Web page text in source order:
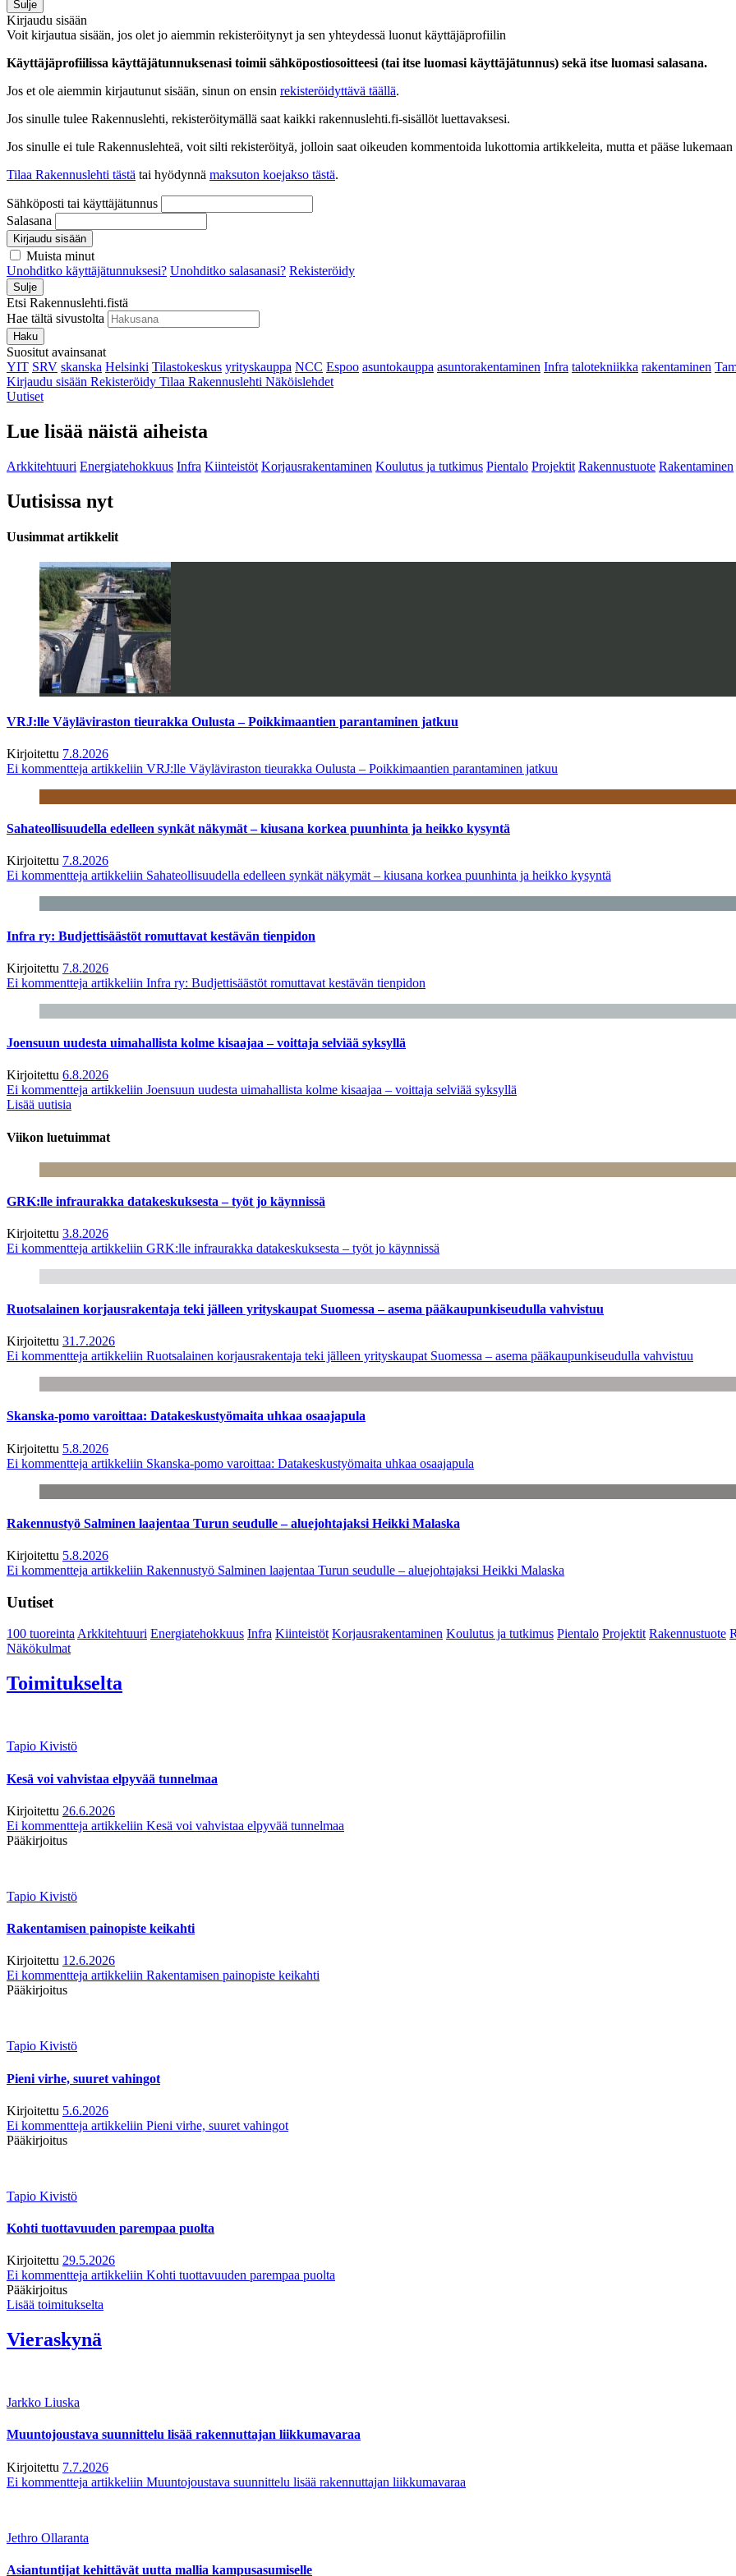
Sulje
Kirjaudu sisään
Voit kirjautua sisään, jos olet jo aiemmin rekisteröitynyt ja sen yhteydessä luonut käyttäjäprofiilin
Käyttäjäprofiilissa käyttäjätunnuksenasi toimii sähköpostiosoitteesi (tai itse luomasi käyttäjätunnus) sekä itse luomasi salasana.
Jos et ole aiemmin kirjautunut sisään, sinun on ensin rekisteröidyttävä täällä.
Jos sinulle tulee Rakennuslehti, rekisteröitymällä saat kaikki rakennuslehti.fi-sisällöt luettavaksesi.
Jos sinulle ei tule Rakennuslehteä, voit silti rekisteröityä, jolloin saat oikeuden kommentoida lukottomia artikkeleita, mutta et pääse
Tilaa Rakennuslehti tästä tai hyödynnä maksuton koejakso tästä.
Sähköposti tai käyttäjätunnus
Salasana
Kirjaudu sisään
Muista minut
Unohditko käyttäjätunnuksesi? Unohditko salasanasi? Rekisteröidy
Sulje
Etsi Rakennuslehti.fistä
Hae tältä sivustolta
Haku
Suositut avainsanat
YIT SRV skanska Helsinki Tilastokeskus yrityskauppa NCC Espoo asuntokauppa asuntorakentaminen Infra talotekniikka rakentaminen
Kirjaudu sisään Rekisteröidy Tilaa Rakennuslehti Näköislehdet
Uutiset
Lue lisää näistä aiheista
Arkkitehtuuri Energiatehokkuus Infra Kiinteistöt Korjausrakentaminen Koulutus ja tutkimus Pientalo Projektit Rakennustuote Rakentaminen
Uutisissa nyt
Uusimmat artikkelit
VRJ:lle Väyläviraston tieurakka Oulusta – Poikkimaantien parantaminen jatkuu
Kirjoitettu 7.8.2026
Ei kommentteja artikkeliin VRJ:lle Väyläviraston tieurakka Oulusta – Poikkimaantien parantaminen jatkuu
Sahateollisuudella edelleen synkät näkymät – kiusana korkea puunhinta ja heikko kysyntä
Kirjoitettu 7.8.2026
Ei kommentteja artikkeliin Sahateollisuudella edelleen synkät näkymät – kiusana korkea puunhinta ja heikko kysyntä
Infra ry: Budjettisäästöt romuttavat kestävän tienpidon
Kirjoitettu 7.8.2026
Ei kommentteja artikkeliin Infra ry: Budjettisäästöt romuttavat kestävän tienpidon
Joensuun uudesta uimahallista kolme kisaajaa – voittaja selviää syksyllä
Kirjoitettu 6.8.2026
Ei kommentteja artikkeliin Joensuun uudesta uimahallista kolme kisaajaa – voittaja selviää syksyllä
Lisää uutisia
Viikon luetuimmat
GRK:lle infraurakka datakeskuksesta – työt jo käynnissä
Kirjoitettu 3.8.2026
Ei kommentteja artikkeliin GRK:lle infraurakka datakeskuksesta – työt jo käynnissä
Ruotsalainen korjausrakentaja teki jälleen yrityskaupat Suomessa – asema pääkaupunkiseudulla vahvistuu
Kirjoitettu 31.7.2026
Ei kommentteja artikkeliin Ruotsalainen korjausrakentaja teki jälleen yrityskaupat Suomessa – asema pääkaupunkiseudulla vahvistuu
Skanska-pomo varoittaa: Datakeskustyömaita uhkaa osaajapula
Kirjoitettu 5.8.2026
Ei kommentteja artikkeliin Skanska-pomo varoittaa: Datakeskustyömaita uhkaa osaajapula
Rakennustyö Salminen laajentaa Turun seudulle – aluejohtajaksi Heikki Malaska
Kirjoitettu 5.8.2026
Ei kommentteja artikkeliin Rakennustyö Salminen laajentaa Turun seudulle – aluejohtajaksi Heikki Malaska
Uutiset
100 tuoreintaArkkitehtuuri Energiatehokkuus Infra Kiinteistöt Korjausrakentaminen Koulutus ja tutkimus Pientalo Projektit Rakennustuote
Näkökulmat
Toimitukselta
Tapio Kivistö
Kesä voi vahvistaa elpyvää tunnelmaa
Kirjoitettu 26.6.2026
Ei kommentteja artikkeliin Kesä voi vahvistaa elpyvää tunnelmaa
Pääkirjoitus
Tapio Kivistö
Rakentamisen painopiste keikahti
Kirjoitettu 12.6.2026
Ei kommentteja artikkeliin Rakentamisen painopiste keikahti
Pääkirjoitus
Tapio Kivistö
Pieni virhe, suuret vahingot
Kirjoitettu 5.6.2026
Ei kommentteja artikkeliin Pieni virhe, suuret vahingot
Pääkirjoitus
Tapio Kivistö
Kohti tuottavuuden parempaa puolta
Kirjoitettu 29.5.2026
Ei kommentteja artikkeliin Kohti tuottavuuden parempaa puolta
Pääkirjoitus
Lisää toimitukselta
Vieraskynä
Jarkko Liuska
Muuntojoustava suunnittelu lisää rakennuttajan liikkumavaraa
Kirjoitettu 7.7.2026
Ei kommentteja artikkeliin Muuntojoustava suunnittelu lisää rakennuttajan liikkumavaraa
Jethro Ollaranta
Asiantuntijat kehittävät uutta mallia kampusasumiselle